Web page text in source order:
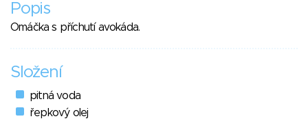
Popis
Omáčka s příchutí avokáda.
Složení
pitná voda
řepkový olej